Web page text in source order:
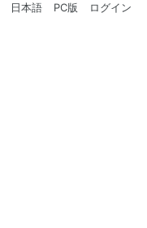
日本語 PC版 ログイン